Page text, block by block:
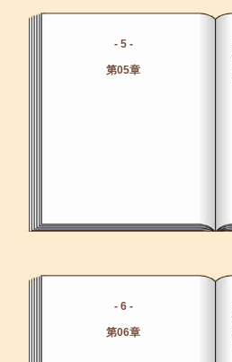
- 5 -
第05章
- 6 -
第06章